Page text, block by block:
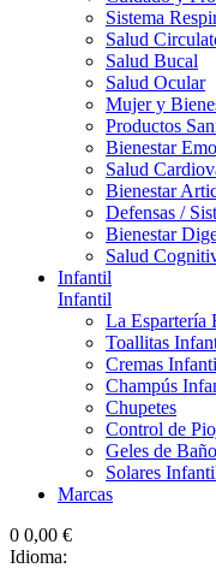
Sistema
Salud
Salud Bucal
Salud Ocular
Mujer y
Productos
Bienestar
Salud
Bienestar
Defensas /
Bienestar
Salud
Infantil
Infantil
La Espartería
Toallitas
Cremas
Champús
Chupetes
Control de
Geles de
Solares
Marcas
0 0,00 €
Idioma: